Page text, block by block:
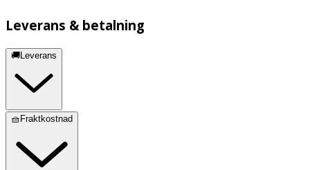
Leverans & betalning
🚚Leverans
🧺Fraktkostnad